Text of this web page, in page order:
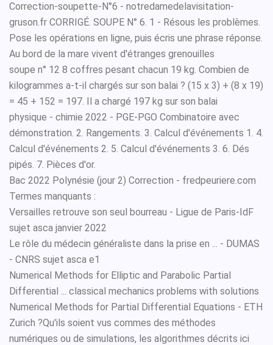
Correction-soupette-N°6 - notredamedelavisitation-
gruson.fr CORRIGÉ. SOUPE N° 6. 1 - Résous les problèmes.
Pose les opérations en ligne, puis écris une phrase réponse.
Au bord de la mare vivent d'étranges grenouilles
soupe n° 12 8 coffres pesant chacun 19 kg. Combien de
kilogrammes a-t-il chargés sur son balai ? (15 x 3) + (8 x 19)
= 45 + 152 = 197. Il a chargé 197 kg sur son balai
physique - chimie 2022 - PGE-PGO Combinatoire avec
démonstration. 2. Rangements. 3. Calcul d'événements 1. 4.
Calcul d'événements 2. 5. Calcul d'événements 3. 6. Dés
pipés. 7. Pièces d'or.
Bac 2022 Polynésie (jour 2) Correction - fredpeuriere.com
Termes manquants :
Versailles retrouve son seul bourreau - Ligue de Paris-IdF
sujet asca janvier 2022
Le rôle du médecin généraliste dans la prise en ... - DUMAS
- CNRS sujet asca e1
Numerical Methods for Elliptic and Parabolic Partial
Differential ... classical mechanics problems with solutions
Numerical Methods for Partial Differential Equations - ETH
Zurich ?Qu'ils soient vus commes des méthodes
numériques ou de simulations, les algorithmes décrits ici